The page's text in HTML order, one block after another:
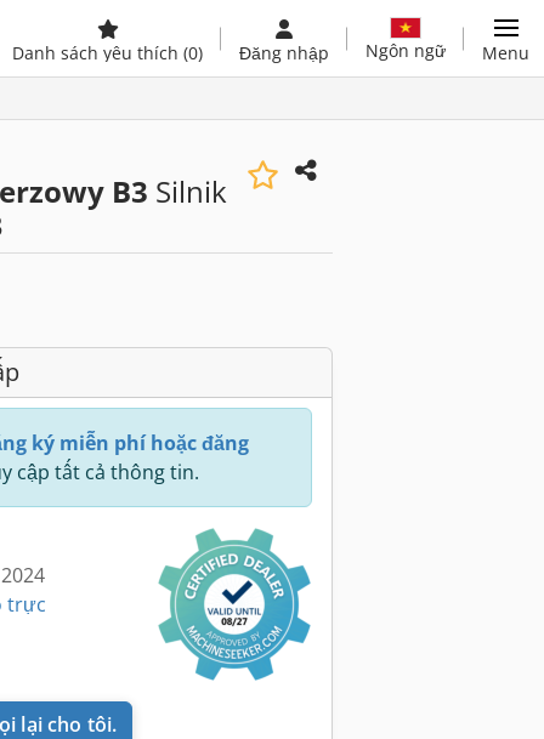
Danh sách yêu thích (0) Đăng nhập Ngôn ngữ Menu
B3 Silnik
ký miễn phí hoặc đăng
cập tất cả thông tin.
trực
lại cho tôi.